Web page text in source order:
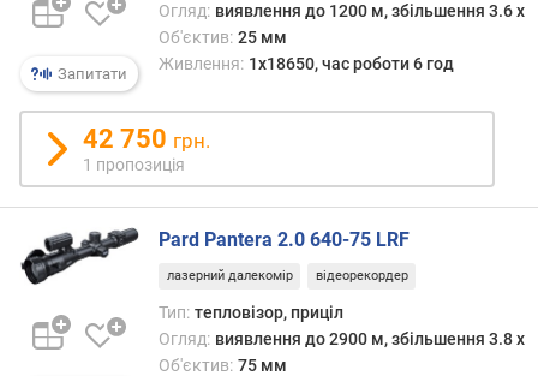
т
в
а
м
ф
о
у
с
Запитати
Огляд: виявлення до 1200 м, збільшення 3.6 x
Об'єктив: 25 мм
Живлення: 1x18650, час роботи 6 год
42 750 грн.
1 пропозиція
Pard Pantera 2.0 640-75 LRF
лазерний далекомір відеорекордер
Тип: тепловізор, приціл
Огляд: виявлення до 2900 м, збільшення 3.8 x
Об'єктив: 75 мм